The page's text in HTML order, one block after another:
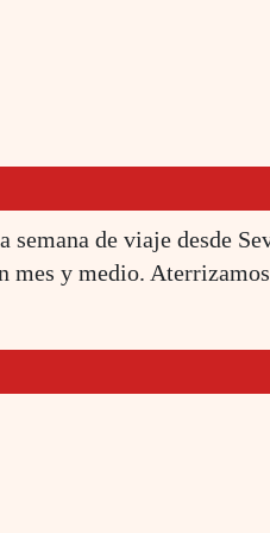
semana de viaje desde
mes y medio.